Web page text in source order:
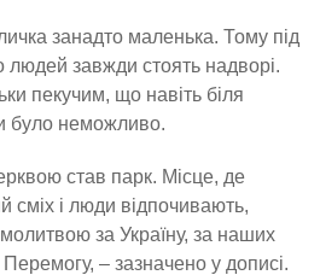
занадто маленька. Тому під
людей завжди стоять надворі.
пекучим, що навіть біля
було неможливо.
став парк. Місце, де
сміх і люди відпочивають,
за Україну, за наших
– зазначено у дописі.